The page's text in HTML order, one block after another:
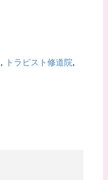
, トラピスト修道院,